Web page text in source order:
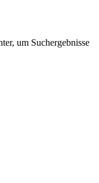
um Suchergebnisse